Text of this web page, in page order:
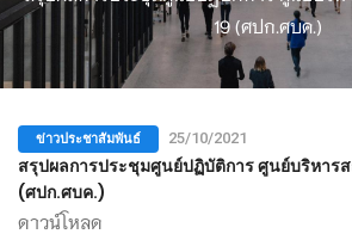
19 (ศปก.ศบค.)
ข่าวประชาสัมพันธ์ 25/10/2021
สรุปผลการประชุมศูนย์ปฏิบัติการ ศูนย์บริหาร
(ศปก.ศบค.)
ดาวน์โหลด